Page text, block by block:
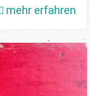
mehr erfahren